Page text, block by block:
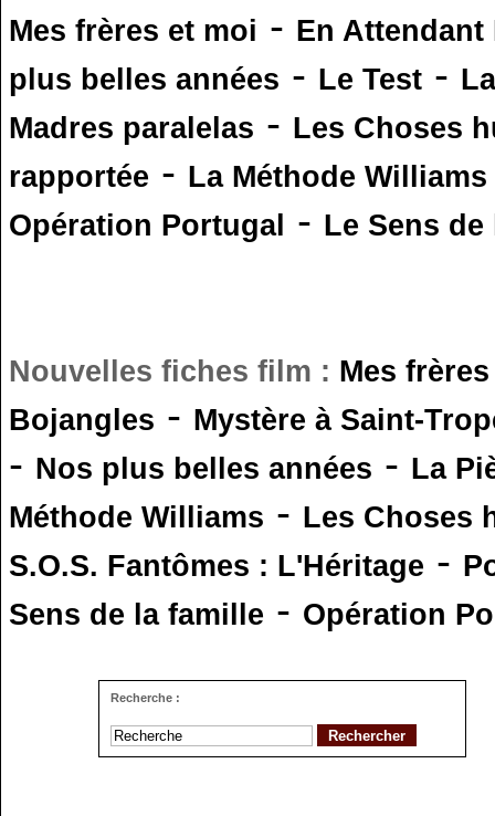
Mes frères et moi - En
plus belles années - Le Test -
Madres paralelas - Les Choses
rapportée - La Méthode Williams
Opération Portugal - Le Sens
Nouvelles fiches film : Mes
Bojangles - Mystère à Saint-
- Nos plus belles années - La
Méthode Williams - Les Choses
S.O.S. Fantômes : L'Héritage -
Sens de la famille - Opération
Recherche :